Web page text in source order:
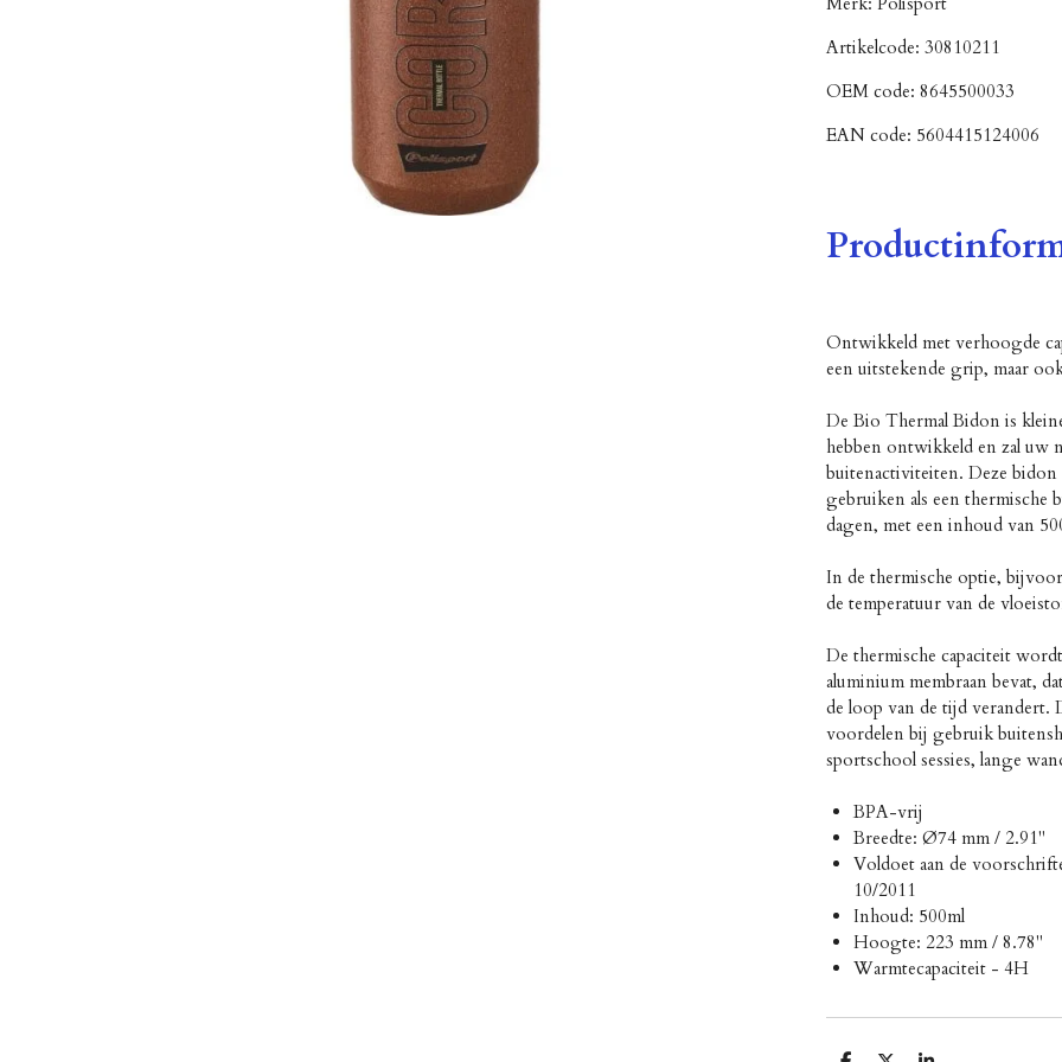
Artikelcode: 30810211
OEM code: 8645500033
EAN code: 5604415124006
Ontwikkeld met verhoogde
een uitstekende grip, maar
De Bio Thermal Bidon is
hebben ontwikkeld en zal uw
buitenactiviteiten. Deze
gebruiken als een thermische
dagen, met een inhoud van
In de thermische optie,
de temperatuur van de
De thermische capaciteit
aluminium membraan bevat,
de loop van de tijd verandert.
voordelen bij gebruik
sportschool sessies, lange
BPA-vrij
Breedte: Ø74 mm / 2.91"
Voldoet aan de
10/2011
Inhoud: 500ml
Hoogte: 223 mm / 8.78"
Warmtecapaciteit - 4H